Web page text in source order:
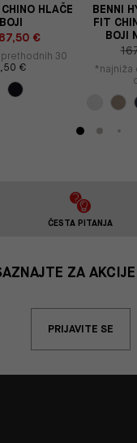
HLAČE
87,50 €
30
€
BENNI
FIT
BOJI
*najniža
ČESTA PITANJA
ZA
PRIJAVITE SE